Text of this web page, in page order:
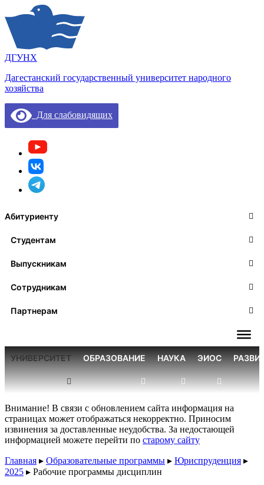
ДГУНХ
Дагестанский государственный университет народного
хозяйства
Для слабовидящих
Абитуриенту
Студентам
Выпускникам
Сотрудникам
Партнерам
УНИВЕРСИТЕТ ОБРАЗОВАНИЕ НАУКА ЭИОС
Внимание! В связи с обновлением сайта информация на
страницах может отображаться некорректно. Приносим
извинения за доставленные неудобства. За недостающей
информацией можете перейти по старому сайту
Главная ▸ Образовательные программы ▸ Юриспруденция ▸
2025 ▸ Рабочие программы дисциплин